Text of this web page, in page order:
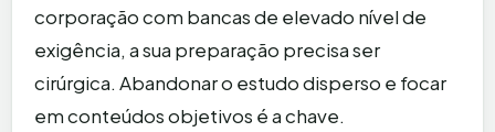
corporação com bancas de elevado nível de
exigência, a sua preparação precisa ser
cirúrgica. Abandonar o estudo disperso e focar
em conteúdos objetivos é a chave.